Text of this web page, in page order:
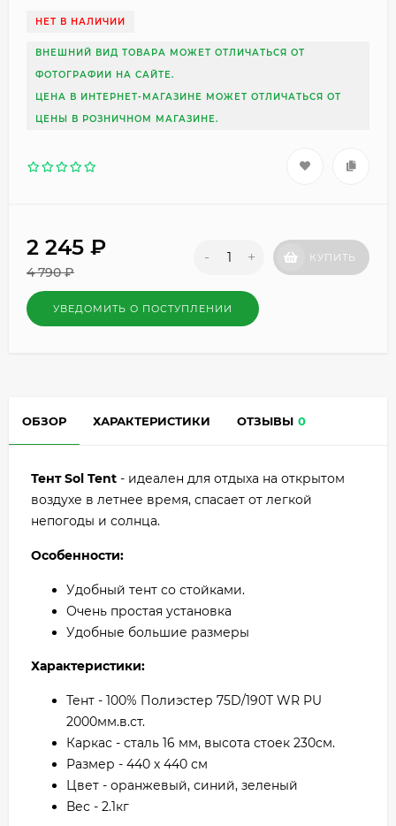
НЕТ В НАЛИЧИИ
ВНЕШНИЙ ВИД ТОВАРА МОЖЕТ ОТЛИЧАТЬСЯ ОТ
ФОТОГРАФИИ НА САЙТЕ.
ЦЕНА В ИНТЕРНЕТ-МАГАЗИНЕ МОЖЕТ ОТЛИЧАТЬСЯ ОТ
ЦЕНЫ В РОЗНИЧНОМ МАГАЗИНЕ.
2 245 ₽
4 790₽
- + КУПИТЬ
УВЕДОМИТЬ О ПОСТУПЛЕНИИ
ОБЗОР ХАРАКТЕРИСТИКИ ОТЗЫВЫ 0
Тент Sol Tent - идеален для отдыха на открытом
воздухе в летнее время, спасает от легкой
непогоды и солнца.
Особенности:
Удобный тент со стойками.
Очень простая установка
Удобные большие размеры
Характеристики:
Тент - 100% Полиэстер 75D/190T WR PU
2000мм.в.ст.
Каркас - сталь 16 мм, высота стоек 230см.
Размер - 440 х 440 см
Цвет - оранжевый, синий, зеленый
Вес - 2.1кг